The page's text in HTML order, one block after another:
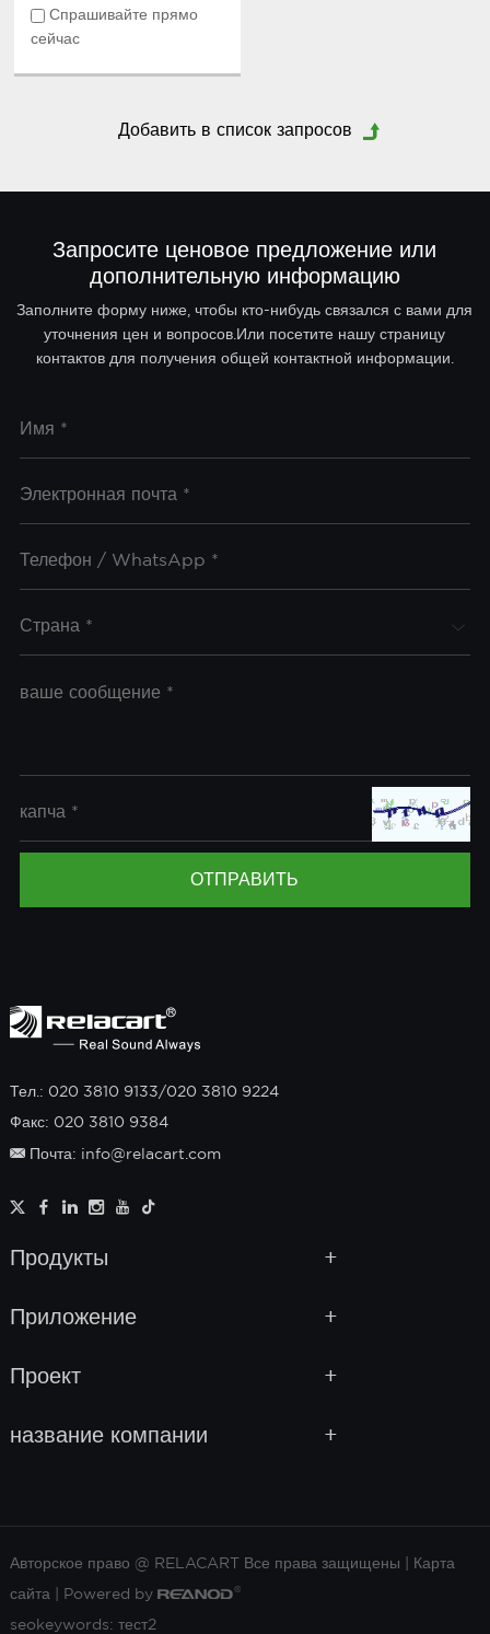
Спрашивайте прямо
сейчас
Запросите ценовое предложение или
дополнительную информацию
Заполните форму ниже, чтобы кто-нибудь связался с вами для
уточнения цен и вопросов.Или посетите нашу страницу
контактов для получения общей контактной информации.
Тел.: 020 3810 9133/020 3810 9224
Факс: 020 3810 9384
Почта: info@relacart.com
Продукты
Приложение
Проект
название компании
Авторское право @ RELACART Все права защищены | Карта
сайта | Powered by
seokeywords: тест2